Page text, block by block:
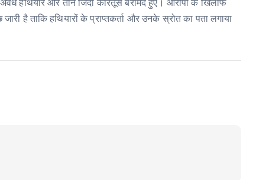
है ताकि हथियारों के प्राप्तकर्ता और उनके स्रोत का पता लगाया